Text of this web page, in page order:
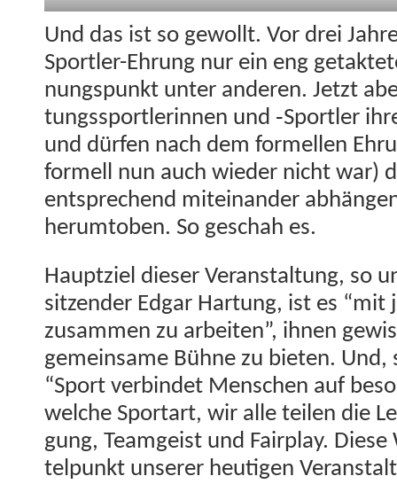
Und das ist so gewollt. Vor drei
Sportler-Ehrung nur ein eng
nungspunkt unter anderen. Jet­zt
tungss­port­lerin­nen und ‑Sportler
und dür­fen nach dem formellen
formell nun auch wieder nicht war)
entsprechend miteinan­der
herum­to­ben. So geschah es.
Hauptziel dieser Ver­anstal­tung, so
sitzen­der Edgar Har­tung, ist es “mit
zusam­men zu arbeit­en”, ihnen
gemein­same Bühne zu bieten. Und,
“Sport verbindet Men­schen auf
welche Sportart, wir alle teilen die
gung, Teamgeist und Fair­play.
telpunkt unser­er heuti­gen